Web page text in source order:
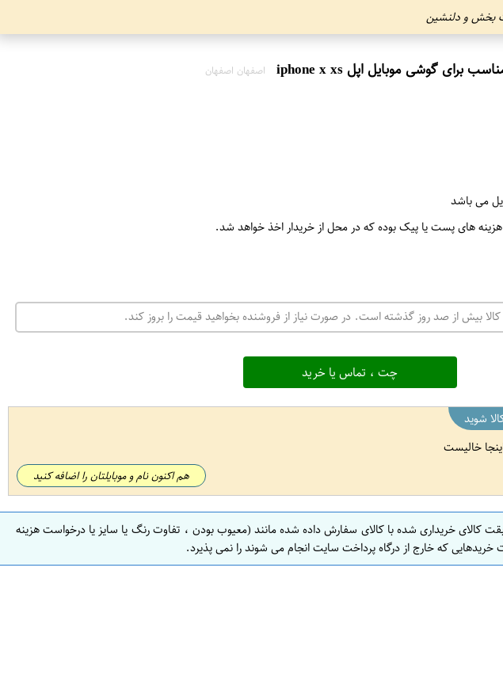
بخش و دلنشین
اصفهان اصفهان
می باشد
هزینه های پست یا پیک بوده که در محل از خریدار اخذ خواهد شد.
کالا بیش از صد روز گذشته است. در صورت نیاز از فروشنده بخواهید قیمت را بروز کند.
چت ، تماس یا خرید
شوید
خالیست
هم اکنون نام و موبایلتان را اضافه کنید
کالای خریداری شده با کالای سفارش داده شده مانند (معیوب بودن ، تفاوت رنگ یا سایز یا درخواست هزینه
که خارج از درگاه پرداخت سایت انجام می شوند را نمی پذیرد.